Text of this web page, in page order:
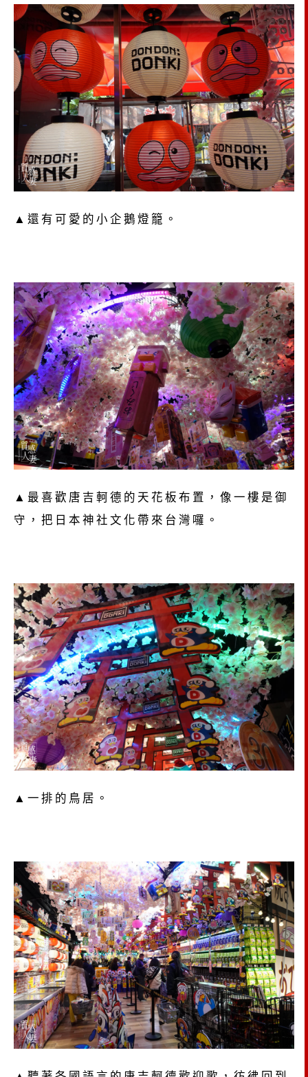
▲還有可愛的小企鵝燈籠。
▲最喜歡唐吉軻德的天花板布置，像一樓是御
守，把日本神社文化帶來台灣囉。
▲一排的鳥居。